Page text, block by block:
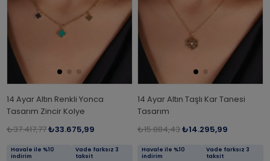
14 Ayar Altın Renkli Yonca
Tasarım Zincir Kolye
₺37.417,77₺33.675,99
Havale ile %10
indirim
Vade farksız 3
taksit
14 Ayar Altın Taşlı Kar Tanesi
Tasarım
₺15.884,43₺14.295,99
Havale ile %10
indirim
Vade farksız 3
taksit